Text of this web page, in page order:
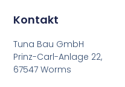
Kontakt
Tuna Bau GmbH
Prinz-Carl-Anlage 22,
67547 Worms